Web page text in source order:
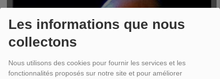
Les informations que nous
collectons
Nous utilisons des cookies pour fournir les services et les
fonctionnalités proposés sur notre site et pour améliorer